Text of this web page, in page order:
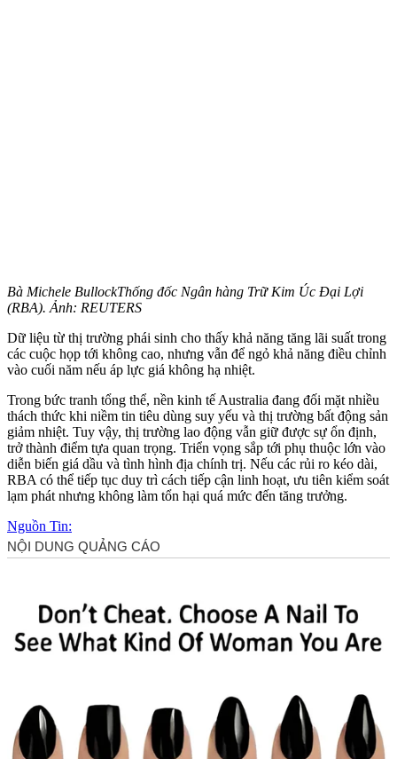
Bà Michele BullockThống đốc Ngân hàng Trữ Kim Úc Đại Lợi
(RBA). Ảnh: REUTERS
Dữ liệu từ thị trường phái sinh cho thấy khả năng tăng lãi suất trong
các cuộc họp tới không cao, nhưng vẫn để ngỏ khả năng điều chỉnh
vào cuối năm nếu áp lực giá không hạ nhiệt.
Trong bức tranh tổng thể, nền kinh tế Australia đang đối mặt nhiều
thách thức khi niềm tin tiêu dùng suy yếu và thị trường bất động sản
giảm nhiệt. Tuy vậy, thị trường lao động vẫn giữ được sự ổn định,
trở thành điểm tựa quan trọng. Triển vọng sắp tới phụ thuộc lớn vào
diễn biến giá dầu và tình hình địa chính trị. Nếu các rủi ro kéo dài,
RBA có thể tiếp tục duy trì cách tiếp cận linh hoạt, ưu tiên kiểm soát
lạm phát nhưng không làm tổn hại quá mức đến tăng trưởng.
Nguồn Tin: